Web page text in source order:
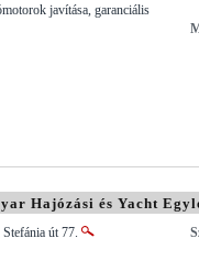
javítása, garanciális
Hajózási és Yacht
út 77.